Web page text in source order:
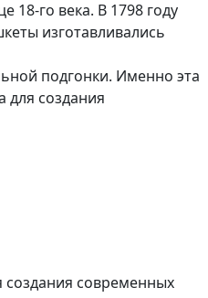
18-го века. В 1798 году
изготавливались
подгонки. Именно эта
для создания
современных